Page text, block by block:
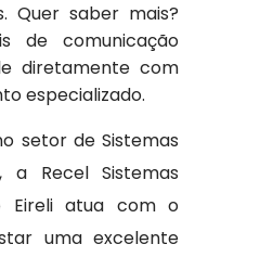
Quer saber mais?
de comunicação
diretamente com
especializado.
setor de Sistemas
a Recel Sistemas
Eireli atua com o
uma excelente